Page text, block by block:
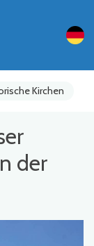
Kirchen
der